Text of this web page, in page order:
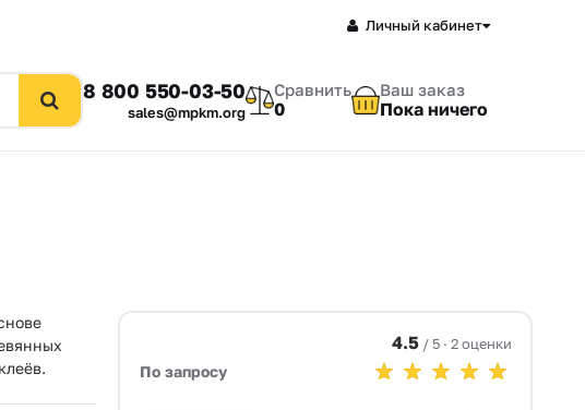
Личный кабинет
8 800 550-03-50
sales@mpkm.org
Сравнить
0
Ваш заказ
Пока ничего
По запросу
4.5 / 5 · 2 оценки